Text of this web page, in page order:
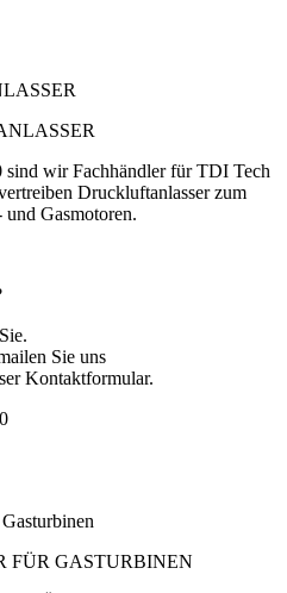
sind wir Fachhändler für TDI Tech
Druckluftanlasser zum
und Gasmotoren.
Sie uns
Kontaktformular.
FÜR GASTURBINEN